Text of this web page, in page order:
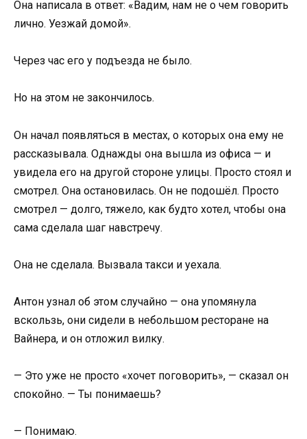
Она написала в ответ: «Вадим, нам не о чем говорить
лично. Уезжай домой».
Через час его у подъезда не было.
Но на этом не закончилось.
Он начал появляться в местах, о которых она ему не
рассказывала. Однажды она вышла из офиса — и
увидела его на другой стороне улицы. Просто стоял и
смотрел. Она остановилась. Он не подошёл. Просто
смотрел — долго, тяжело, как будто хотел, чтобы она
сама сделала шаг навстречу.
Она не сделала. Вызвала такси и уехала.
Антон узнал об этом случайно — она упомянула
вскользь, они сидели в небольшом ресторане на
Вайнера, и он отложил вилку.
— Это уже не просто «хочет поговорить», — сказал он
спокойно. — Ты понимаешь?
— Понимаю.